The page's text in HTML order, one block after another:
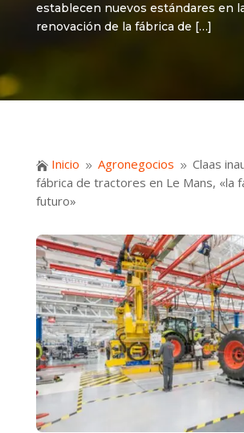
establecen nuevos estándares en
renovación de la fábrica de […]
 Inicio 9 Agronegocios 9 Claas
fábrica de tractores en Le Mans, «la
futuro»